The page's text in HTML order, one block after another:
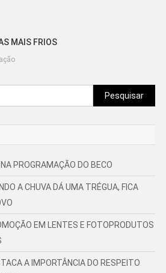
MAIS FRIOS
Pesquisar
por:
PROGRAMAÇÃO DO BECO
A CHUVA DÁ UMA TRÉGUA, FICA
EM LENTES E FOTOPRODUTOS
A IMPORTÂNCIA DO RESPEITO